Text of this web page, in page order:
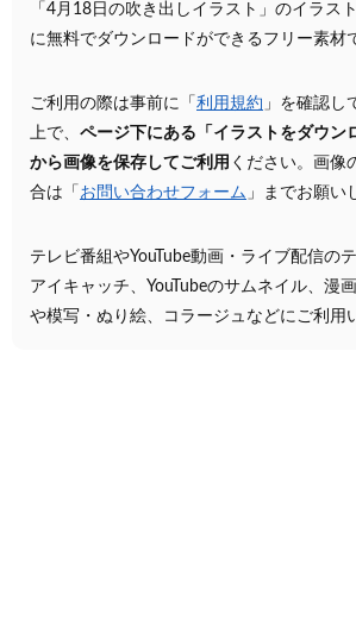
「4月18日の吹き出しイラスト」のイラス
に無料でダウンロードができるフリー素材
ご利用の際は事前に「 利用規約 」を確認し
上で、 ページ下にある「イラストをダウン
から画像を保存してご利用 ください。画像
合は「 お問い合わせフォーム 」までお願い
テレビ番組やYouTube動画・ライブ配信の
アイキャッチ、YouTubeのサムネイル、漫
や模写・ぬり絵、コラージュなどにご利用